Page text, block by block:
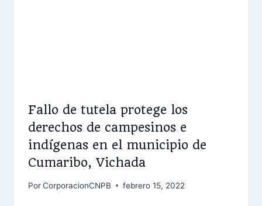
Fallo de tutela protege los
derechos de campesinos e
indígenas en el municipio de
Cumaribo, Vichada
PorCorporacionCNPB febrero 15, 2022